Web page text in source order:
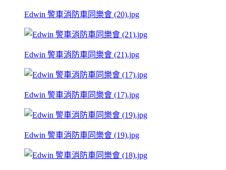
Edwin 警車消防車同樂會 (20).jpg
Edwin 警車消防車同樂會 (21).jpg
Edwin 警車消防車同樂會 (17).jpg
Edwin 警車消防車同樂會 (19).jpg